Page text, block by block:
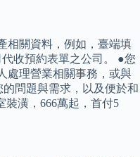
相關資料，例如，臺端填
收預約表單之公司。 ●您
處理營業相關事務，或與
問題與需求，以及便於和
潢，666萬起，首付5